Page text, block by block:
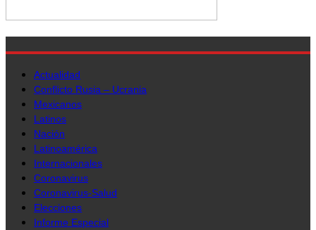
Actualidad
Conflicto Rusia – Ucrania
Mexicanos
Latinos
Nación
Latinoamérica
Internacionales
Coronavirus
Coronavirus-Salud
Elecciones
Informe Especial